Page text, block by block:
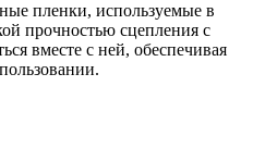
пленки, используемые в
прочностью сцепления с
вместе с ней, обеспечивая